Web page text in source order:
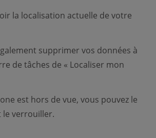
la localisation actuelle de votre
supprimer vos données à
de tâches de « Localiser mon
est hors de vue, vous pouvez le
le verrouiller.